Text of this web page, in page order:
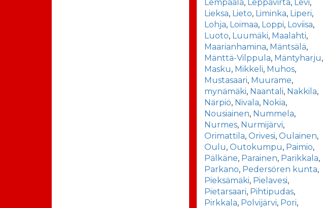
Lempäälä, Leppävirta, Levi,
Lieksa, Lieto, Liminka, Liperi,
Lohja, Loimaa, Loppi, Loviisa,
Luoto, Luumäki, Maalahti,
Maarianhamina, Mäntsälä,
Mänttä-Vilppula, Mäntyharju,
Masku, Mikkeli, Muhos,
Mustasaari, Muurame,
mynämäki, Naantali, Nakkila,
Närpiö, Nivala, Nokia,
Nousiainen, Nummela,
Nurmes, Nurmijärvi,
Orimattila,Orivesi,Oulainen,
Oulu,Outokumpu, Paimio,
Pälkäne, Parainen, Parikkala,
Parkano, Pedersören kunta,
Pieksämäki, Pielavesi,
Pietarsaari, Pihtipudas,
Pirkkala, Polvijärvi, Pori,